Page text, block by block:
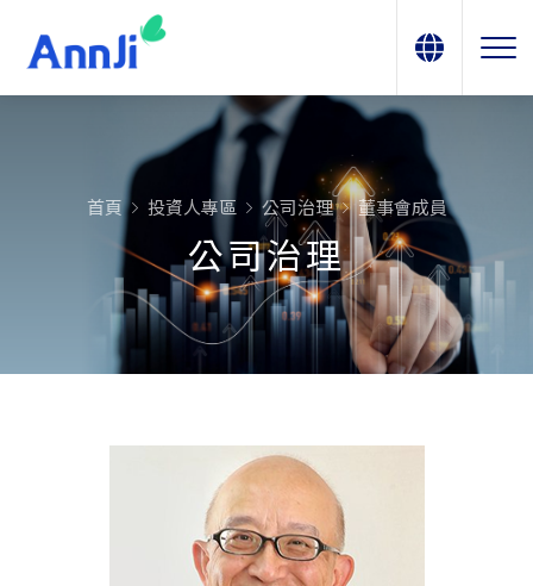
首頁 投資人專區 公司治理 董事會成員
公司治理